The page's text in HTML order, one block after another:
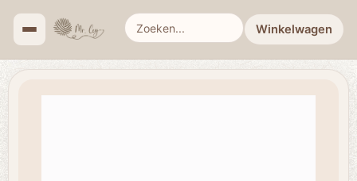
Winkelwagen